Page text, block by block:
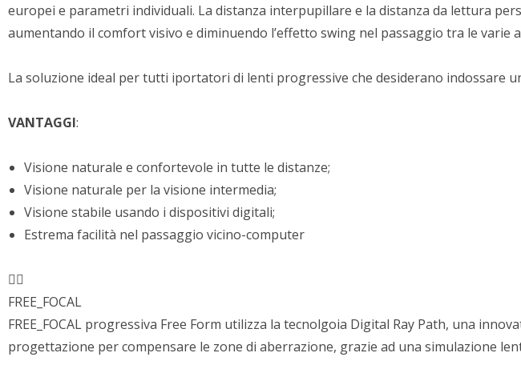
europei e parametri individuali. La distanza interpupillare e la distanza da lettura
aumentando il comfort visivo e diminuendo l’effetto swing nel passaggio tra le varie
La soluzione ideal per tutti iportatori di lenti progressive che desiderano indossare
VANTAGGI:
Visione naturale e confortevole in tutte le distanze;
Visione naturale per la visione intermedia;
Visione stabile usando i dispositivi digitali;
Estrema facilità nel passaggio vicino-computer
FREE_FOCAL
FREE_FOCAL progressiva Free Form utilizza la tecnolgoia Digital Ray Path, una
progettazione per compensare le zone di aberrazione, grazie ad una simulazione